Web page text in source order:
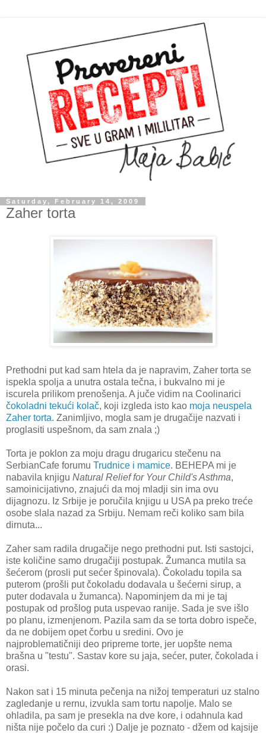
Saturday, February 14, 2009
Zaher torta
Prethodni put kad sam htela da je napravim, Zaher torta se
ispekla spolja a unutra ostala tečna, i bukvalno mi je
iscurela prilikom prenošenja. A juče vidim na Coolinarici
čokoladni tekući kolač, koji izgleda isto kao moja neuspela
Zaher torta. Zanimljivo, mogla sam je drugačije nazvati i
proglasiti uspešnom, da sam znala ;)
Torta je poklon za moju dragu drugaricu stečenu na
SerbianCafe forumu Trudnice i mamice. BEHEPA mi je
nabavila knjigu Natural Relief for Your Child's Asthma,
samoinicijativno, znajući da moj mladji sin ima ovu
dijagnozu. Iz Srbije je poručila knjigu u USA pa preko treće
osobe slala nazad za Srbiju. Nemam reči koliko sam bila
dirnuta...
Zaher sam radila drugačije nego prethodni put. Isti sastojci,
iste količine samo drugačiji postupak. Žumanca mutila sa
šećerom (prosli put sećer špinovala). Čokoladu topila sa
puterom (prošli put čokoladu dodavala u šećerni sirup, a
puter dodavala u žumanca). Napominjem da mi je taj
postupak od prošlog puta uspevao ranije. Sada je sve išlo
po planu, izmenjenom. Pazila sam da se torta dobro ispeče,
da ne dobijem opet čorbu u sredini. Ovo je
najproblematičniji deo pripreme torte, jer uopšte nema
brašna u "testu". Sastav kore su jaja, sećer, puter, čokolada i
orasi.
Nakon sat i 15 minuta pečenja na nižoj temperaturi uz stalno
zagledanje u rernu, izvukla sam tortu napolje. Malo se
ohladila, pa sam je presekla na dve kore, i odahnula kad
ništa nije počelo da curi :) Dalje je poznato - džem od kajsije